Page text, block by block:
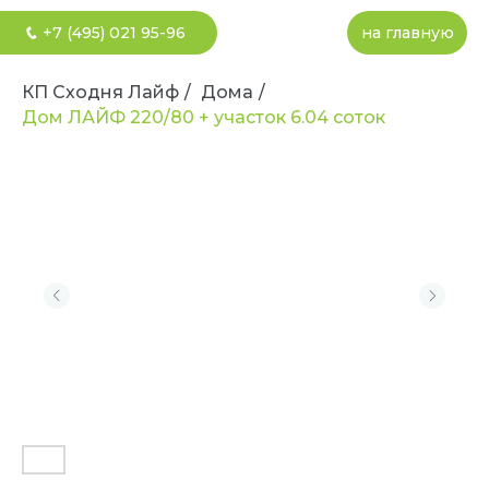
+7 (495) 021 95-96 на главную
КП Сходня Лайф / Дома /
Дом ЛАЙФ 220/80 + участок 6.04 соток